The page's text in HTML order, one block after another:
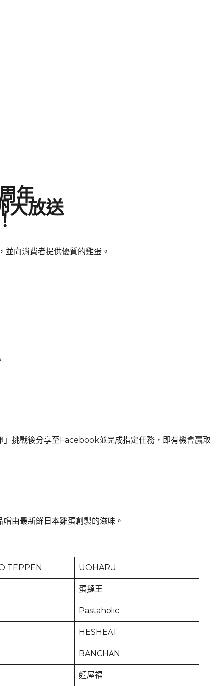
年
大放送
並向消費者提供優質的雞蛋。
」挑戰後分享至Facebook並完成指定任務，即有機會贏取
由最新鮮日本雞蛋創製的滋味。
TEPPEN UOHARU
蛋撻王
Pastaholic
HESHEAT
BANCHAN
麵屋福